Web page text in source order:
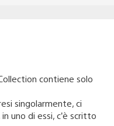
contiene solo
singolarmente, ci
uno di essi, c’è scritto